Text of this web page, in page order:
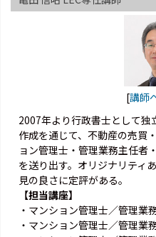
[講師
2007年より行政書士として
作成を通じて、不動産の売買
ョン管理士・管理業務主任者
を送り出す。オリジナリティ
見の良さに定評がある。
【担当講座】
・マンション管理士／管理業
・マンション管理士／管理業